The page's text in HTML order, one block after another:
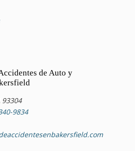
de Auto y
93304
9834